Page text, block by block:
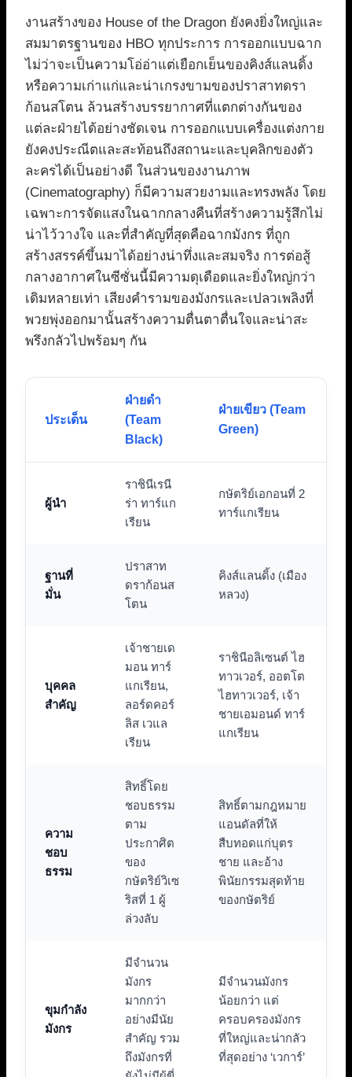
งานสร้างของ House of the Dragon ยังคงยิ่งใหญ่และ
สมมาตรฐานของ HBO ทุกประการ การออกแบบฉาก
ไม่ว่าจะเป็นความโอ่อ่าแต่เยือกเย็นของคิงส์แลนดิ้ง
หรือความเก่าแก่และน่าเกรงขามของปราสาทดรา
ก้อนสโตน ล้วนสร้างบรรยากาศที่แตกต่างกันของ
แต่ละฝ่ายได้อย่างชัดเจน การออกแบบเครื่องแต่งกาย
ยังคงประณีตและสะท้อนถึงสถานะและบุคลิกของตัว
ละครได้เป็นอย่างดี ในส่วนของงานภาพ
(Cinematography) ก็มีความสวยงามและทรงพลัง โดย
เฉพาะการจัดแสงในฉากกลางคืนที่สร้างความรู้สึกไม่
น่าไว้วางใจ และที่สำคัญที่สุดคือฉากมังกร ที่ถูก
สร้างสรรค์ขึ้นมาได้อย่างน่าทึ่งและสมจริง การต่อสู้
กลางอากาศในซีซั่นนี้มีความดุเดือดและยิ่งใหญ่กว่า
เดิมหลายเท่า เสียงคำรามของมังกรและเปลวเพลิงที่
พวยพุ่งออกมานั้นสร้างความตื่นตาตื่นใจและน่าสะ
พรึงกลัวไปพร้อมๆ กัน
ประเด็น
ฝ่ายดำ
(Team
Black)
ฝ่ายเขียว (Team
Green)
ผู้นำ
ราชินีเรนี
ร่า ทาร์แก
เรียน
กษัตริย์เอกอนที่ 2
ทาร์แกเรียน
ฐานที่
มั่น
ปราสาท
ดราก้อนส
โตน
คิงส์แลนดิ้ง (เมือง
หลวง)
บุคคล
สำคัญ
เจ้าชายเด
มอน ทาร์
แกเรียน,
ลอร์ดคอร์
ลิส เวแล
เรียน
ราชินีอลิเซนต์ ไฮ
ทาวเวอร์, ออตโต
ไฮทาวเวอร์, เจ้า
ชายเอมอนด์ ทาร์
แกเรียน
ความ
ชอบ
ธรรม
สิทธิ์โดย
ชอบธรรม
ตาม
ประกาศิต
ของ
กษัตริย์วิเซ
ริสที่ 1 ผู้
ล่วงลับ
สิทธิ์ตามกฎหมาย
แอนดัลที่ให้
สืบทอดแก่บุตร
ชาย และอ้าง
พินัยกรรมสุดท้าย
ของกษัตริย์
ขุมกำลัง
มังกร
มีจำนวน
มังกร
มากกว่า
อย่างมีนัย
สำคัญ รวม
ถึงมังกรที่
มีจำนวนมังกร
น้อยกว่า แต่
ครอบครองมังกร
ที่ใหญ่และน่ากลัว
ที่สุดอย่าง ‘เวการ์’